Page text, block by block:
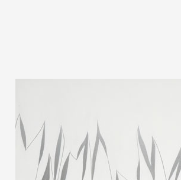
Candidater
Contact